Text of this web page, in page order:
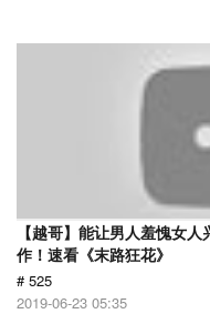
【越哥】能让男人羞愧女
作！速看《末路狂花》
# 525
2019-06-23 05:35